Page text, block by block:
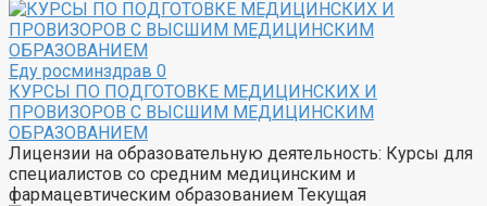
Еду росминздрав 0
КУРСЫ ПО ПОДГОТОВКЕ МЕДИЦИНСКИХ И
ПРОВИЗОРОВ С ВЫСШИМ МЕДИЦИНСКИМ
ОБРАЗОВАНИЕМ
Лицензии на образовательную деятельность: Курсы для
специалистов со средним медицинским и
фармацевтическим образованием Текущая